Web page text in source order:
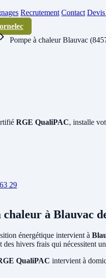
Recrutement Contact
Pompe à chaleur Blauvac
RGE QualiPAC, installe
29
chaleur à Blauvac
énergétique intervient à
des hivers frais qui nécessitent
QualiPAC intervient à